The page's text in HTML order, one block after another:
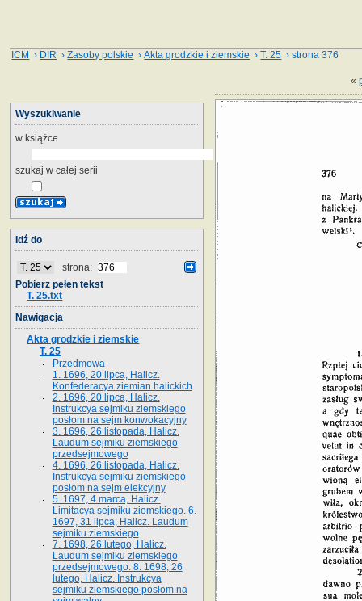
ICM › DIR ›Zasoby polskie ›Akta grodzkie i ziemskie ›T. 25 › strona 376
«
Wyszukiwanie
w książce
szukaj w całej serii
Idź do
strona:
Pobierz pełen tekst
T. 25.txt
Nawigacja
Akta grodzkie i ziemskie
T. 25
Przedmowa
1. 1696, 20 lipca, Halicz.
Konfederacya ziemian halickich
2. 1696, 20 lipca, Halicz.
Instrukcya sejmiku ziemskiego
posłom na sejm konwokacyjny
3. 1696, 26 listopada, Halicz.
Laudum sejmiku ziemskiego
przedsejmowego
4. 1696, 26 listopada, Halicz.
Instrukcya sejmiku ziemskiego
posłom na sejm elekcyjny
5. 1697, 4 marca, Halicz.
Limitacya sejmiku ziemskiego. 6.
1697, 31 lipca, Halicz. Laudum
sejmiku ziemskiego
7. 1698, 26 lutego, Halicz.
Laudum sejmiku ziemskiego
przedsejmowego. 8. 1698, 26
lutego, Halicz. Instrukcya
sejmiku ziemskiego posłom na